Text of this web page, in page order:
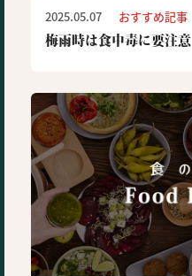
2025.05.07 おすすめ記事
梅雨時は食中毒に要注意